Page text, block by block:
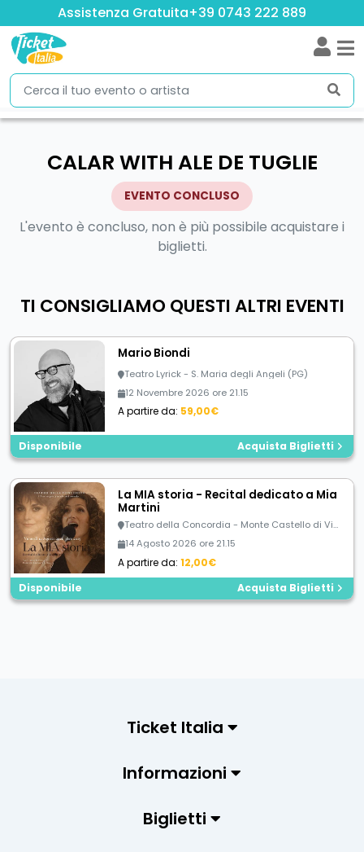
Assistenza Gratuita+39 0743 222 889
CALAR WITH ALE DE TUGLIE
EVENTO CONCLUSO
L'evento è concluso, non è più possibile acquistare i
biglietti.
TI CONSIGLIAMO QUESTI ALTRI EVENTI
Mario Biondi
Teatro Lyrick - S. Maria degli Angeli (PG)
12 Novembre 2026 ore 21.15
A partire da: 59,00€
Disponibile Acquista Biglietti
La MIA storia - Recital dedicato a Mia
Martini
Teatro della Concordia - Monte Castello di Vibio (PG)
14 Agosto 2026 ore 21.15
A partire da: 12,00€
Disponibile
Acquista Biglietti
Ticket Italia
Informazioni
Biglietti